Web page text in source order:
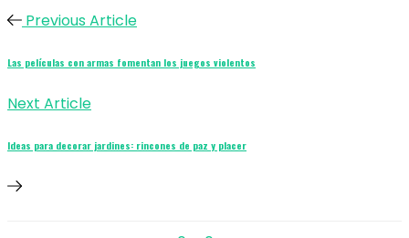
Previous Article
Las películas con armas fomentan los juegos violentos
Next Article
Ideas para decorar jardines: rincones de paz y placer